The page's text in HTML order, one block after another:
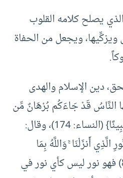
الذي يصلح كلامه القلوب
ويجعل من الحفاة
دين الإسلام والهدى
النَّاسُ قَدْ جَاءَكُم بُرْهَانٌ مِّن
رَّبِّكُمْ وَأَنزَلْنَا إِلَيْكُمْ نُورًا مُّبِينًا} (النساء: 174)، وقال:
الَّذِي أَنزَلْنَا ۚ وَاللَّهُ بِمَا
: 8) فهو نور ليس كأي نور في